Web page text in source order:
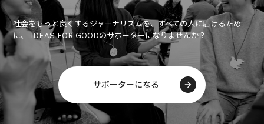
社会をもっと良くするジャーナリズムを、すべての人に届けるため
に、 IDEAS FOR GOODのサポーターになりませんか？
サポーターになる